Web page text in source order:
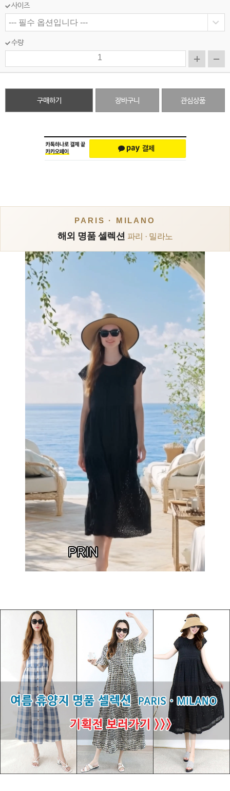
사이즈
수량
구매하기 장바구니 관심상품
PARIS · MILANO
해외 명품 셀렉션 파리 · 밀라노